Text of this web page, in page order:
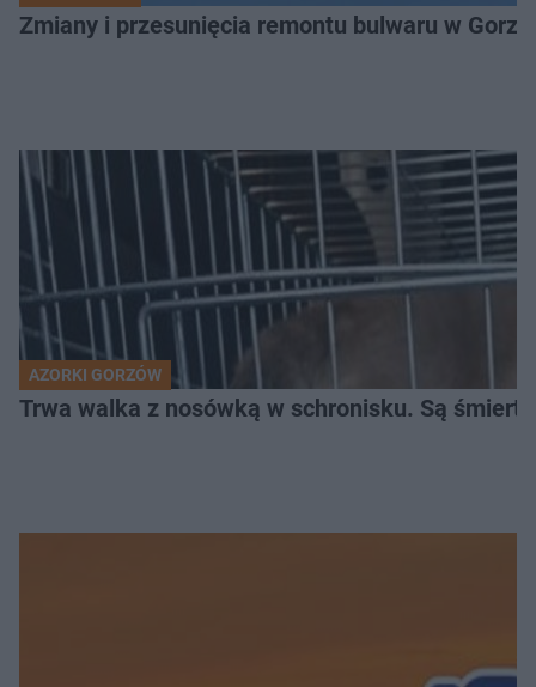
Zmiany i przesunięcia remontu bulwaru w
AZORKI GORZÓW
Trwa walka z nosówką w schronisku. Są